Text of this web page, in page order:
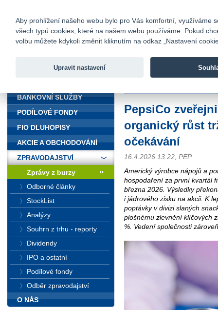
Fio banka
Fio banka
PepsiCo
organický růst
očekávání
16.4.2026 13:22, PEP
Americký výrobce nápojů a
hospodaření za první kvartál
března 2026. Výsledky
i jádrového zisku na akcii. K
poptávky v divizi slaných
plošnému zlevnění klíčových
%. Vedení společnosti
BANKOVNÍ SLUŽBY
PODÍLOVÉ FONDY
FIO DLUHOPISY
AKCIE A OBCHODOVÁNÍ
ZPRAVODAJSTVÍ
Zprávy z burzy
Odborné články
StockList
Analýzy
Souhrn z trhu - reporty
Dividendy
IPO a ostatní
Podílové fondy
Odběr zpravodajství
O NÁS
Aby prohlížení našeho webu bylo pro Vás komfortní, využíváme
všech typů cookies, které na našem webu používáme. Pokud
volbu můžete kdykoli změnit kliknutím na odkaz „Nastavení
Upravit nastavení